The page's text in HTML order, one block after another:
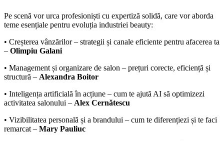
Pe scenă vor urca profesioniști cu expertiză solidă, care vor aborda
teme esențiale pentru evoluția industriei beauty:
• Creșterea vânzărilor – strategii și canale eficiente pentru afacerea ta
– Olimpiu Galani
• Management și organizare de salon – prețuri corecte, eficiență și
structură – Alexandra Boitor
• Inteligența artificială în acțiune – cum te ajută AI să optimizezi
activitatea salonului – Alex Cernătescu
• Vizibilitatea personală și a brandului – cum te diferențiezi și te faci
remarcat – Mary Pauliuc